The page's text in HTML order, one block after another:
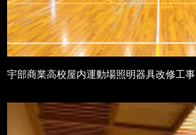
宇部商業高校屋内運動場照明器具改修工事